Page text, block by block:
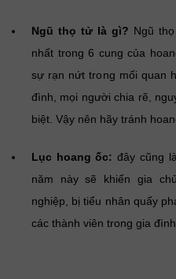
Ngũ thọ tử là gì? Ngũ
nhất trong 6 cung của
sự rạn nứt trong mối quan
đình, mọi người chia rẽ,
biệt. Vậy nên hãy tránh
Lục hoang ốc: đây cũng
năm này sẽ khiến gia
nghiệp, bị tiểu nhân quấy
các thành viên trong gia đình.